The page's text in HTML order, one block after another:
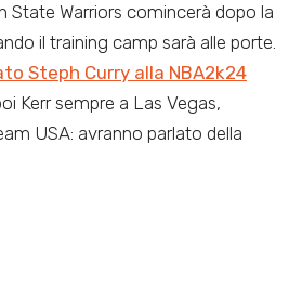
State Warriors comincerà dopo la
il training camp sarà alle porte.
Steph Curry alla NBA2k24
Kerr sempre a Las Vegas,
USA: avranno parlato della